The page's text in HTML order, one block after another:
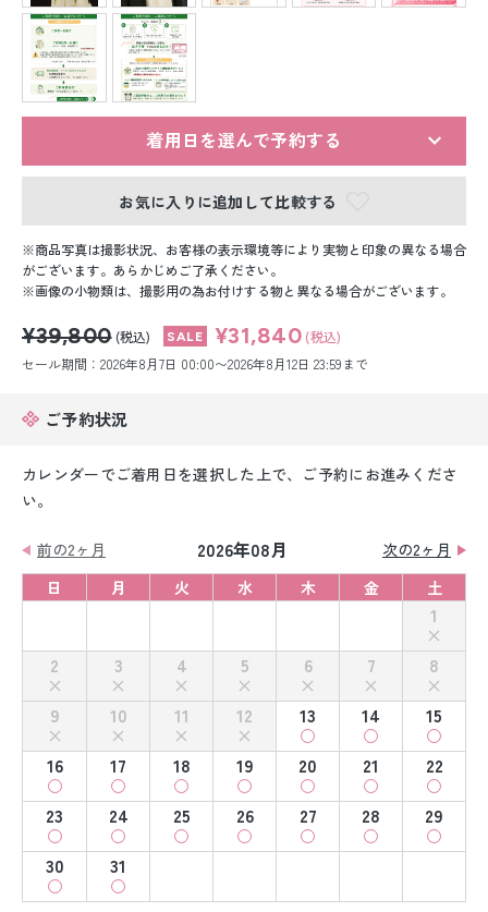
留袖レンタル
男性礼装レンタル
白無垢&紋付袴レンタル
引き振袖レンタル
小物販売品
着用日を選んで予約する
お気に入りに追加して比較する
商品写真は撮影状況、お客様の表示環境等により実物と印象の異なる場合
がございます。あらかじめご了承ください。
画像の小物類は、撮影用の為お付けする物と異なる場合がございます。
¥39,800 (税込) ¥31,840 (税込)
セール期間：2026年8月7日 00:00〜2026年8月12日 23:59まで
ご予約状況
カレンダーでご着用日を選択した上で、ご予約にお進みくださ
い。
前の2ヶ月 2026年08月
次の2ヶ月
日
月 火 水 木 金 土
1
2
3 4 5 6 7
8
9
10 11 12 13 14
15
16
17 18 19 20 21
22
23
24 25 26 27 28
29
30
31